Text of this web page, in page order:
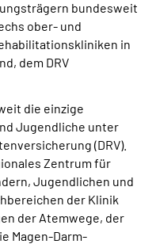
bundesweit
ober- und
in
dem DRV
die einzige
Jugendliche unter
(DRV).
Zentrum für
Jugendlichen und
der Klinik
der Atemwege, der
Magen-Darm-